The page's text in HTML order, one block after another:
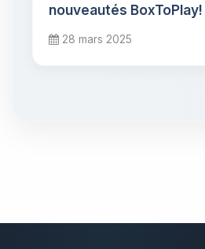
nouveautés BoxToPlay!
28 mars 2025